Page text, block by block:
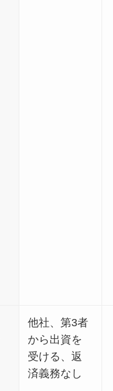
他社、第3者
から出資を
受ける、返
済義務なし